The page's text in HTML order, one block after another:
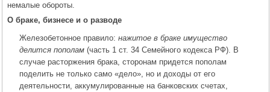
немалые обороты.
О браке, бизнесе и о разводе
Железобетонное правило: нажитое в браке имущество
делится пополам (часть 1 ст. 34 Семейного кодекса РФ). В
случае расторжения брака, сторонам придется пополам
поделить не только само «дело», но и доходы от его
деятельности, аккумулированные на банковских счетах,